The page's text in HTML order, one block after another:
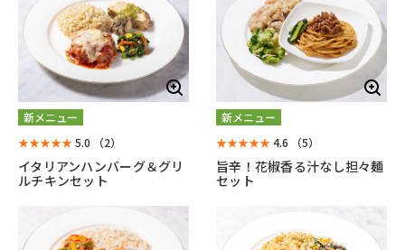
新メニュー
★★★★★5.0 （2）
イタリアンハンバーグ＆グリ
ルチキンセット
新メニュー
★★★★★4.6 （5）
旨辛！花椒香る汁なし担々麺
セット